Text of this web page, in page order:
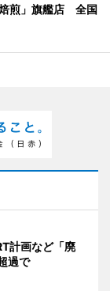
煎」旗艦店 全国
計画など「廃
過で